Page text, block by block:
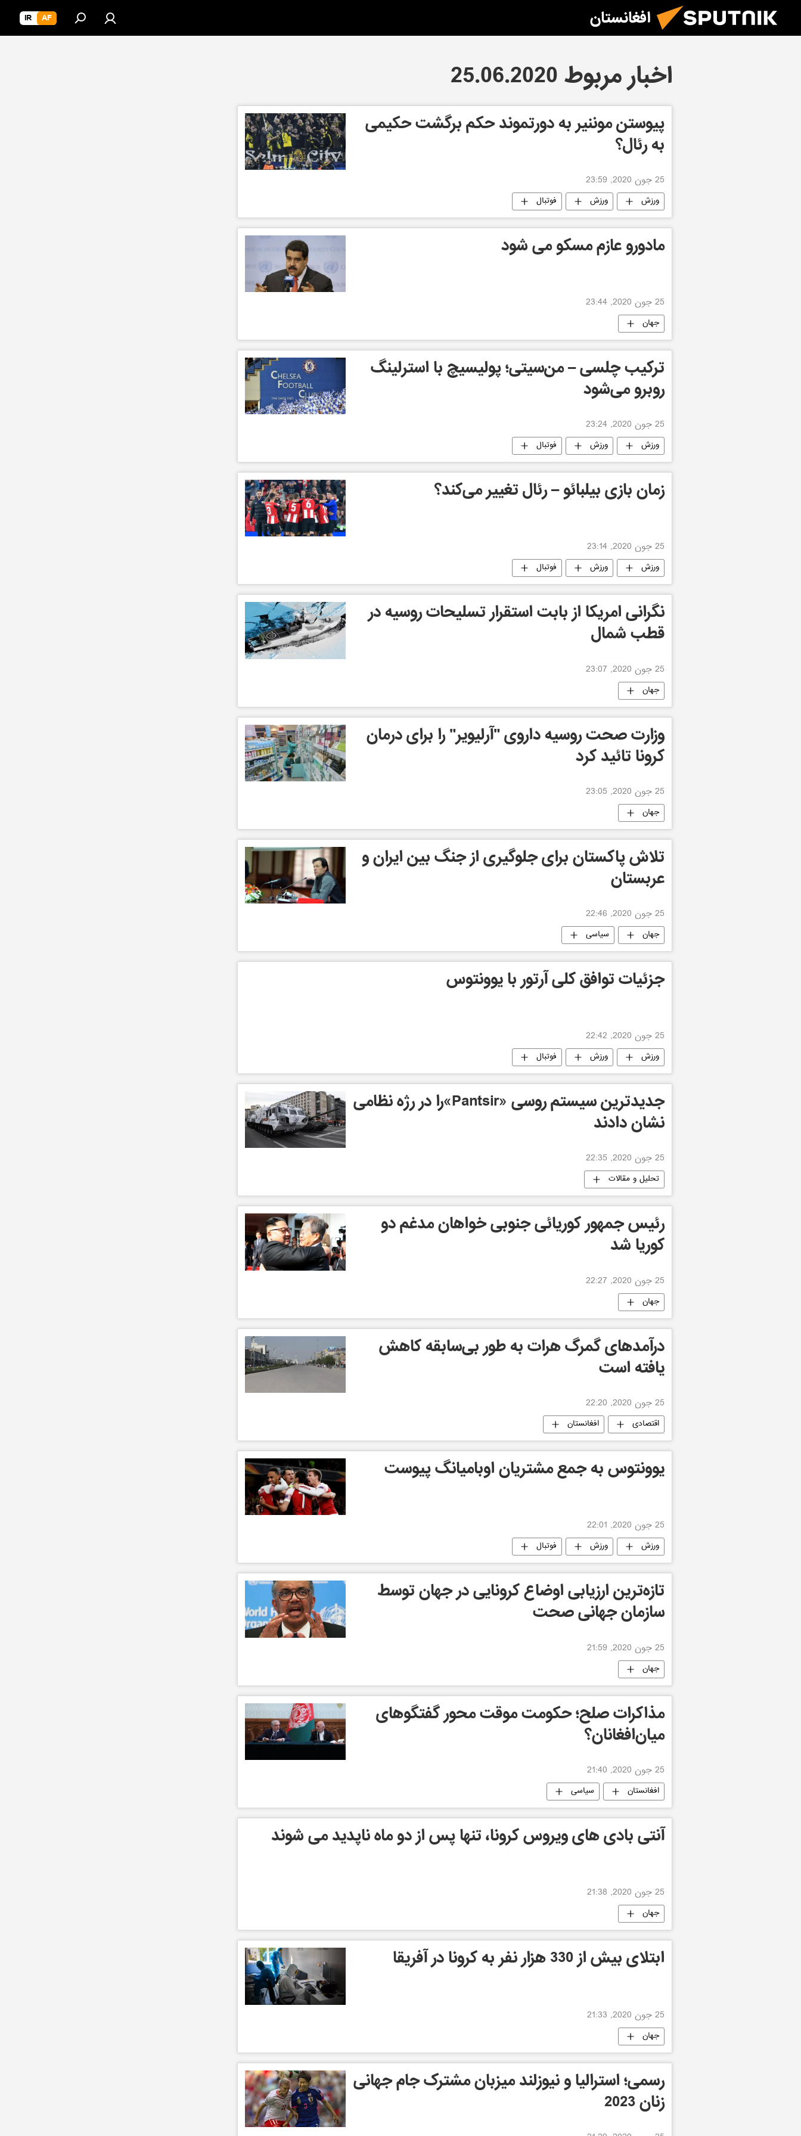
افغانستان AF
IR
اخبار مربوط 25.06.2020
پیوستن موننیر به دورتموند حکم برگشت حکیمی
به رئال؟
25 جون 2020, 23:59
ورزش ورزش فوتبال
مادورو عازم مسکو می شود
25 جون 2020, 23:44
جهان
ترکیب چلسی – من‌سیتی؛ پولیسیچ با استرلینگ
روبرو می‌شود
25 جون 2020, 23:24
ورزش ورزش فوتبال
زمان بازی بیلبائو – رئال تغییر می‌کند؟
25 جون 2020, 23:14
ورزش ورزش فوتبال
نگرانی امريكا از بابت استقرار تسلیحات روسیه در
قطب شمال
25 جون 2020, 23:07
جهان
وزارت صحت روسیه داروی "آرلیویر" را برای درمان
کرونا تائید کرد
25 جون 2020, 23:05
جهان
تلاش پاکستان برای جلوگیری از جنگ بین ایران و
عربستان
25 جون 2020, 22:46
جهان سیاسی
جزئیات توافق کلی آرتور با یوونتوس
25 جون 2020, 22:42
ورزش ورزش فوتبال
جدیدترین سیستم روسی «Pantsir»را در رژه نظامی
نشان دادند
25 جون 2020, 22:35
تحلیل و مقالات
رئیس جمهور کوریائی جنوبی خواهان مدغم دو
کوریا شد
25 جون 2020, 22:27
جهان
درآمدهای گمرگ هرات به طور بی‌سابقه کاهش
یافته است
25 جون 2020, 22:20
اقتصادی افغانستان
یوونتوس به جمع مشتریان اوبامیانگ پیوست
25 جون 2020, 22:01
ورزش ورزش فوتبال
تازه‌ترین ارزیابی اوضاع کرونایی در جهان توسط
سازمان جهانی صحت
25 جون 2020, 21:59
جهان
مذاکرات صلح؛ حکومت موقت محور گفتگوهای‌
میان‌افغانان؟
25 جون 2020, 21:40
افغانستان سیاسی
آنتی بادی های ویروس کرونا، تنها پس از دو ماه ناپدید می شوند
25 جون 2020, 21:38
جهان
ابتلای بیش از 330 هزار نفر به کرونا در آفریقا
25 جون 2020, 21:33
جهان
رسمی؛ استرالیا و نیوزلند میزبان مشترک جام جهانی
زنان 2023